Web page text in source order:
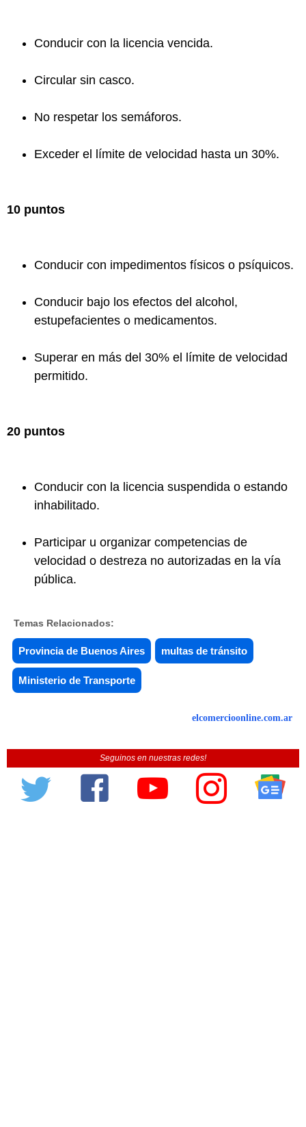
Conducir con la licencia vencida.
Circular sin casco.
No respetar los semáforos.
Exceder el límite de velocidad hasta un 30%.
10 puntos
Conducir con impedimentos físicos o psíquicos.
Conducir bajo los efectos del alcohol,
estupefacientes o medicamentos.
Superar en más del 30% el límite de velocidad
permitido.
20 puntos
Conducir con la licencia suspendida o estando
inhabilitado.
Participar u organizar competencias de
velocidad o destreza no autorizadas en la vía
pública.
Temas Relacionados:
Provincia de Buenos Aires multas de tránsito
Ministerio de Transporte
elcomercioonline.com.ar
Seguinos en nuestras redes!